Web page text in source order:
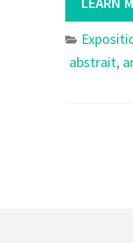
abstrait,